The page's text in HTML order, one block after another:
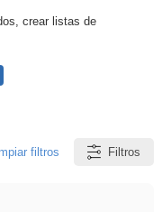
crear listas de
filtros Filtros